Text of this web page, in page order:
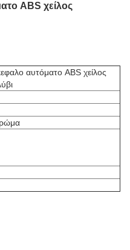
ABS χείλος
αυτόματο ABS χείλος